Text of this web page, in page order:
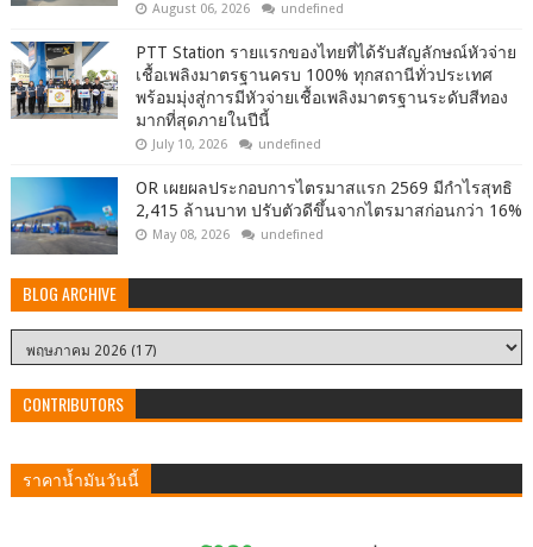
August 06, 2026 undefined
PTT Station รายแรกของไทยที่ได้รับสัญลักษณ์หัวจ่าย
เชื้อเพลิงมาตรฐานครบ 100% ทุกสถานีทั่วประเทศ
พร้อมมุ่งสู่การมีหัวจ่ายเชื้อเพลิงมาตรฐานระดับสีทอง
มากที่สุดภายในปีนี้
July 10, 2026 undefined
OR เผยผลประกอบการไตรมาสแรก 2569 มีกำไรสุทธิ
2,415 ล้านบาท ปรับตัวดีขึ้นจากไตรมาสก่อนกว่า 16%
May 08, 2026 undefined
BLOG ARCHIVE
CONTRIBUTORS
ราคาน้ำมันวันนี้